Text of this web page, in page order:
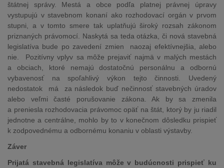
štátnej správy. Mestá a obce podľa platnej právnej úpravy
vystupujú v stavebnom konaní ako rozhodovací orgán v prvom
stupni, a v tomto smere tak uplatňujú široký rozsah zákonom
priznaných právomocí. Naskytá sa teda otázka, či nová stavebná
legislatíva bude po zavedení zmien naozaj efektívnejšia, alebo
nie. Pozitívny vplyv sa môže prejaviť najmä v malých mestách
a obciach, ktoré nemajú dostatočnú personálnu a odbornú
vybavenosť na spoľahlivý výkon tejto činnosti. Uvedený
nedostatok má za následok buď nečinnosť stavebných úradov
alebo veľmi časté porušovanie zákona. Ak by sa zmenila
a preniesla rozhodovacia právomoc opäť na štát, ktorý by ju riadil
jednotne a centrálne, mohlo by to v konečnom dôsledku prispieť
k zodpovednému a odbornému konaniu v oblasti výstavby.
Záver
Prijatá stavebná legislatíva môže v budúcnosti prispieť ku